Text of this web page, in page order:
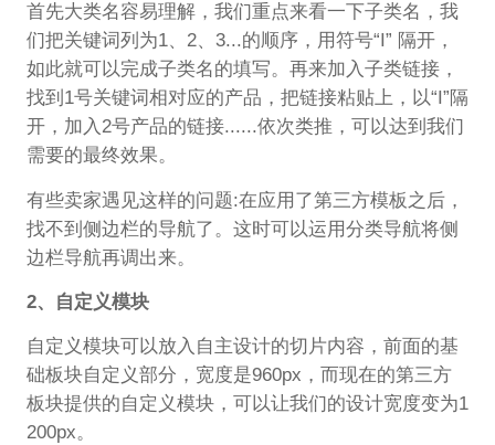
首先大类名容易理解，我们重点来看一下子类名，我
们把关键词列为1、2、3...的顺序，用符号“I” 隔开，
如此就可以完成子类名的填写。再来加入子类链接，
找到1号关键词相对应的产品，把链接粘贴上，以“I”隔
开，加入2号产品的链接......依次类推，可以达到我们
需要的最终效果。
有些卖家遇见这样的问题:在应用了第三方模板之后，
找不到侧边栏的导航了。这时可以运用分类导航将侧
边栏导航再调出来。
2、自定义模块
自定义模块可以放入自主设计的切片内容，前面的基
础板块自定义部分，宽度是960px，而现在的第三方
板块提供的自定义模块，可以让我们的设计宽度变为1
200px。